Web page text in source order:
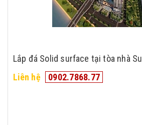
Lắp đá Solid surface tại tòa nhà
Liên hệ
0902.7868.77